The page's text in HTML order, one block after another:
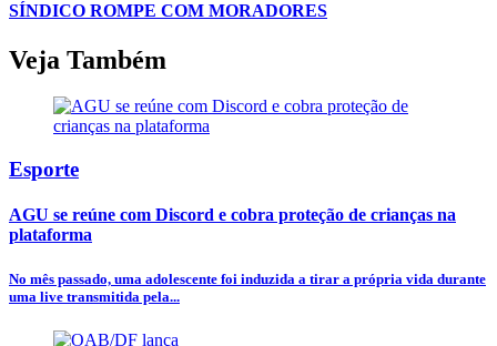
SÍNDICO ROMPE COM MORADORES
Veja Também
Esporte
AGU se reúne com Discord e cobra proteção de crianças na
plataforma
No mês passado, uma adolescente foi induzida a tirar a própria vida durante
uma live transmitida pela...